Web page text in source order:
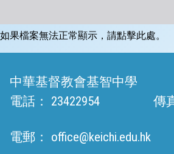
如果檔案無法正常顯示，請點擊此處。
中華基督教會基智中學
電話：
23422954 傳
電郵： office@keichi.edu.hk